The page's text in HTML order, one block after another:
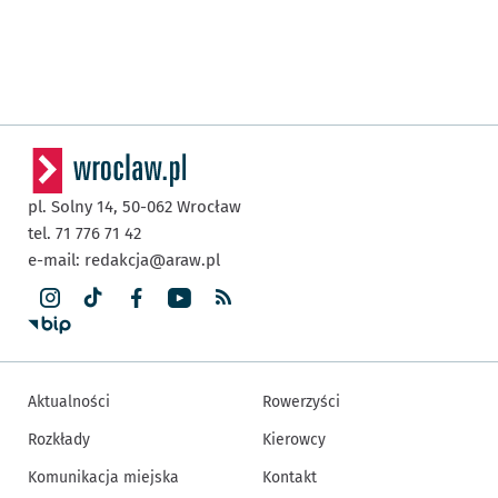
pl. Solny 14, 50-062 Wrocław
tel. 71 776 71 42
e-mail: redakcja@araw.pl
Aktualności
Rozkłady
Komunikacja miejska
Rowerzyści
Kierowcy
Kontakt